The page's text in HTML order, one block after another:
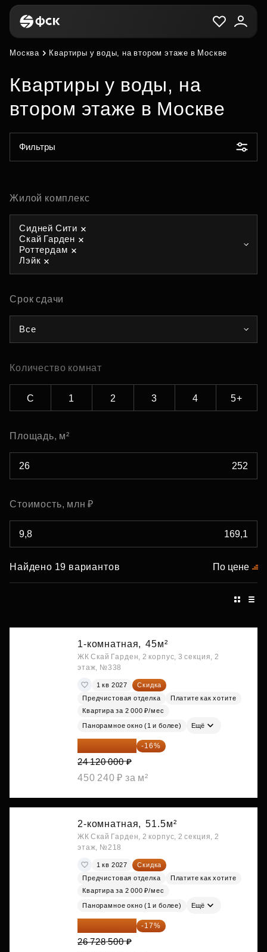
Москва Квартиры у воды, на втором этаже в Москве
Квартиры у воды, на
втором этаже в Москве
Фильтры
Жилой комплекс
Сидней Сити
Скай Гарден
Роттердам
Лэйк
Срок сдачи
Все
Количество комнат
С 1 2 3 4 5+
Площадь, м²
Стоимость, млн ₽
Найдено 19 вариантов По цене
1-комнатная, 45м²
ЖК Скай Гарден, 2 корпус, 3 секция, 2
этаж, №338
1 кв 2027
Скидка
Предчистовая отделка
Платите как хотите
Квартира за 2 000 ₽/мес
Панорамное окно (1 и более) Ещё
20 260 800 ₽ -16%
24 120 000 ₽
450 240 ₽ за м²
2-комнатная, 51.5м²
ЖК Скай Гарден, 2 корпус, 2 секция, 2
этаж, №218
1 кв 2027
Скидка
Предчистовая отделка
Платите как хотите
Квартира за 2 000 ₽/мес
Панорамное окно (1 и более) Ещё
22 184 655 ₽ -17%
26 728 500 ₽